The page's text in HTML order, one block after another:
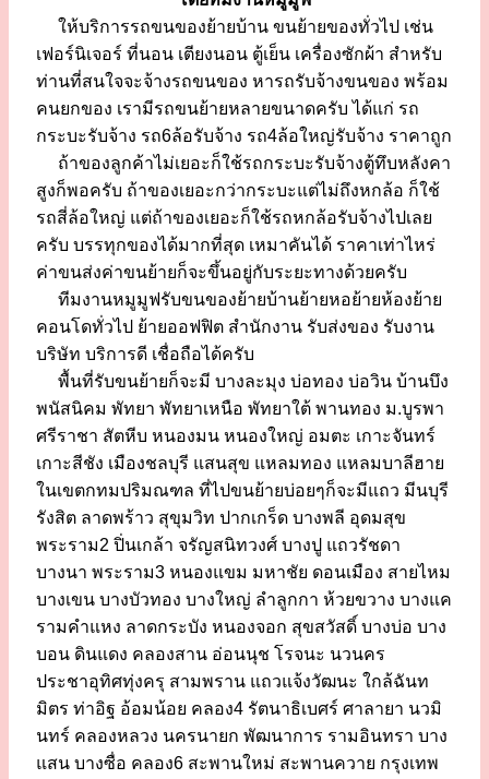
ให้บริการรถขนของย้ายบ้าน ขนย้ายของทั่วไป เช่น
เฟอร์นิเจอร์ ที่นอน เตียงนอน ตู้เย็น เครื่องซักผ้า สำหรับ
ท่านที่สนใจจะจ้างรถขนของ หารถรับจ้างขนของ พร้อม
คนยกของ เรามีรถขนย้ายหลายขนาดครับ ได้แก่ รถ
กระบะรับจ้าง รถ6ล้อรับจ้าง รถ4ล้อใหญ่รับจ้าง ราคาถูก
ถ้าของลูกค้าไม่เยอะก็ใช้รถกระบะรับจ้างตู้ทึบหลังคา
สูงก็พอครับ ถ้าของเยอะกว่ากระบะแต่ไม่ถึงหกล้อ ก็ใช้
รถสี่ล้อใหญ่ แต่ถ้าของเยอะก็ใช้รถหกล้อรับจ้างไปเลย
ครับ บรรทุกของได้มากที่สุด เหมาคันได้ ราคาเท่าไหร่
ค่าขนส่งค่าขนย้ายก็จะขึ้นอยู่กับระยะทางด้วยครับ
ทีมงานหมูมูฟรับขนของย้ายบ้านย้ายหอย้ายห้องย้าย
คอนโดทั่วไป ย้ายออฟฟิต สำนักงาน รับส่งของ รับงาน
บริษัท บริการดี เชื่อถือได้ครับ
พื้นที่รับขนย้ายก็จะมี บางละมุง บ่อทอง บ่อวิน บ้านบึง
พนัสนิคม พัทยา พัทยาเหนือ พัทยาใต้ พานทอง ม.บูรพา
ศรีราชา สัตหีบ หนองมน หนองใหญ่ อมตะ เกาะจันทร์
เกาะสีชัง เมืองชลบุรี แสนสุข แหลมทอง แหลมบาลีฮาย
ในเขตกทมปริมณฑล ที่ไปขนย้ายบ่อยๆก็จะมีแถว มีนบุรี
รังสิต ลาดพร้าว สุขุมวิท ปากเกร็ด บางพลี อุดมสุข
พระราม2 ปิ่นเกล้า จรัญสนิทวงศ์ บางปู แถวรัชดา
บางนา พระราม3 หนองแขม มหาชัย ดอนเมือง สายไหม
บางเขน บางบัวทอง บางใหญ่ ลำลูกกา ห้วยขวาง บางแค
รามคำแหง ลาดกระบัง หนองจอก สุขสวัสดิ์ บางบ่อ บาง
บอน ดินแดง คลองสาน อ่อนนุช โรจนะ นวนคร
ประชาอุทิศทุ่งครุ สามพราน แถวแจ้งวัฒนะ ใกล้ฉันท
มิตร ท่าอิฐ อ้อมน้อย คลอง4 รัตนาธิเบศร์ ศาลายา นวมิ
นทร์ คลองหลวง นครนายก พัฒนาการ รามอินทรา บาง
แสน บางซื่อ คลอง6 สะพานใหม่ สะพานควาย กรุงเทพ